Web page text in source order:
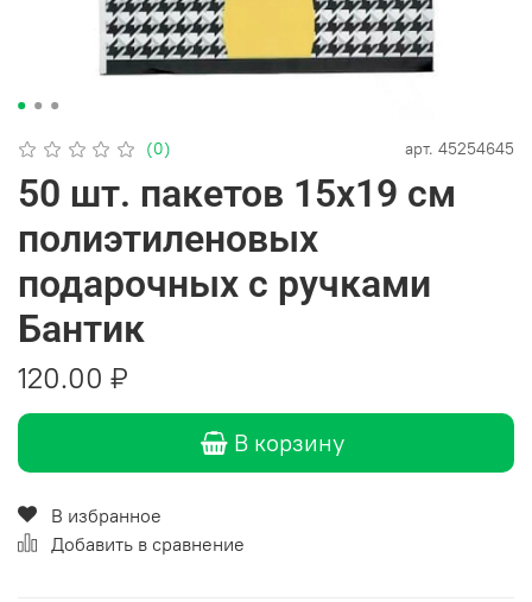
(0) арт. 45254645
50 шт. пакетов 15х19 см
полиэтиленовых
подарочных с ручками
Бантик
120.00 ₽
В корзину
В избранное
Добавить в сравнение